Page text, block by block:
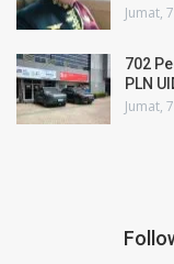
Jumat,
702
PLN
Jumat,